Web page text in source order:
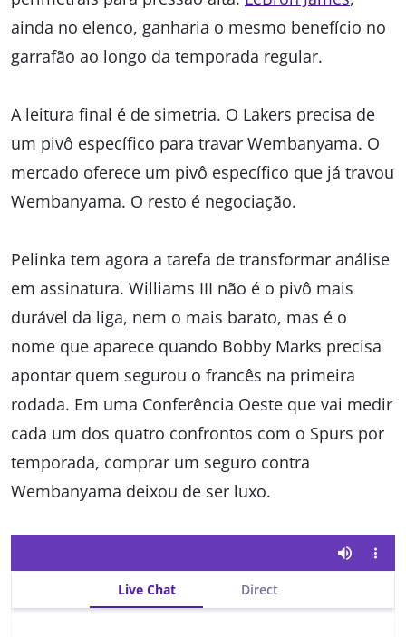
ainda no elenco, ganharia o mesmo benefício no
garrafão ao longo da temporada regular.
A leitura final é de simetria. O Lakers precisa de
um pivô específico para travar Wembanyama. O
mercado oferece um pivô específico que já travou
Wembanyama. O resto é negociação.
Pelinka tem agora a tarefa de transformar análise
em assinatura. Williams III não é o pivô mais
durável da liga, nem o mais barato, mas é o
nome que aparece quando Bobby Marks precisa
apontar quem segurou o francês na primeira
rodada. Em uma Conferência Oeste que vai medir
cada um dos quatro confrontos com o Spurs por
temporada, comprar um seguro contra
Wembanyama deixou de ser luxo.
Live Chat Direct